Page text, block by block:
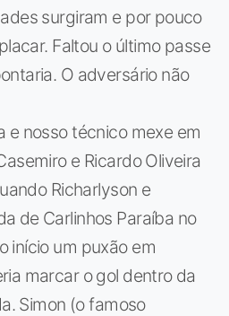
surgiram e por pouco
Faltou o último passe
O adversário não
e nosso técnico mexe em
e Ricardo Oliveira
Richarlyson e
de Carlinhos Paraíba no
início um puxão em
marcar o gol dentro da
Simon (o famoso